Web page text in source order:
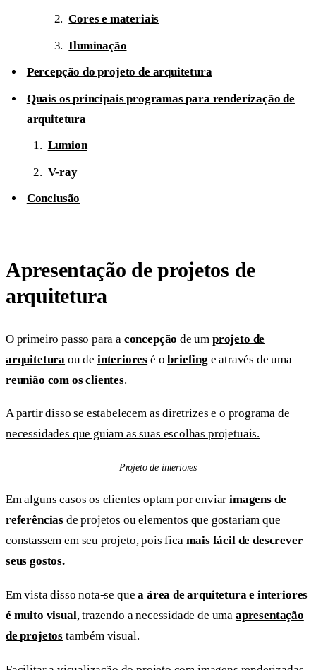
Cores e materiais
Iluminação
Percepção do projeto de arquitetura
Quais os principais programas para renderização de
arquitetura
Lumion
V-ray
Conclusão
Apresentação de projetos de
arquitetura
O primeiro passo para a concepção de um projeto de
arquitetura ou de interiores é obriefing e através de uma
reunião com os clientes.
A partir disso se estabelecem as diretrizes e o programa de
necessidades que guiam as suas escolhas projetuais.
Projeto de interiores
Em alguns casos os clientes optam por enviarimagens de
referências de projetos ou elementos que gostariam que
constassem em seu projeto, pois fica mais fácil de descrever
seus gostos.
Em vista disso nota-se quea área de arquitetura e interiores
é muito visual, trazendo a necessidade de uma apresentação
de projetos também visual.